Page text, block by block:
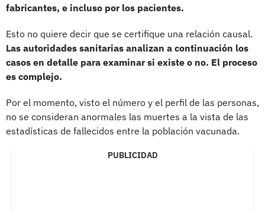
fabricantes, e incluso por los pacientes.
Esto no quiere decir que se certifique una relación causal.
Las autoridades sanitarias analizan a continuación los
casos en detalle para examinar si existe o no. El proceso
es complejo.
Por el momento, visto el número y el perfil de las personas,
no se consideran anormales las muertes a la vista de las
estadísticas de fallecidos entre la población vacunada.
PUBLICIDAD